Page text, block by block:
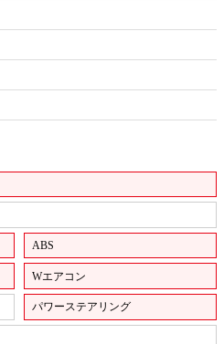
ABS
Wエアコン
パワーステアリング